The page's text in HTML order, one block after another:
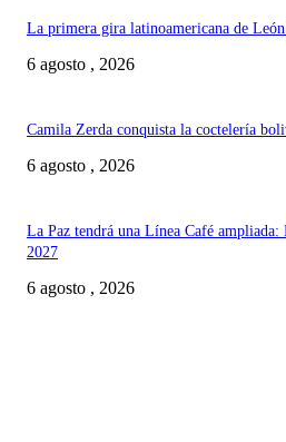
La primera gira latinoamericana de
6 agosto , 2026
Camila Zerda conquista la coctelería
6 agosto , 2026
La Paz tendrá una Línea Café
2027
6 agosto , 2026